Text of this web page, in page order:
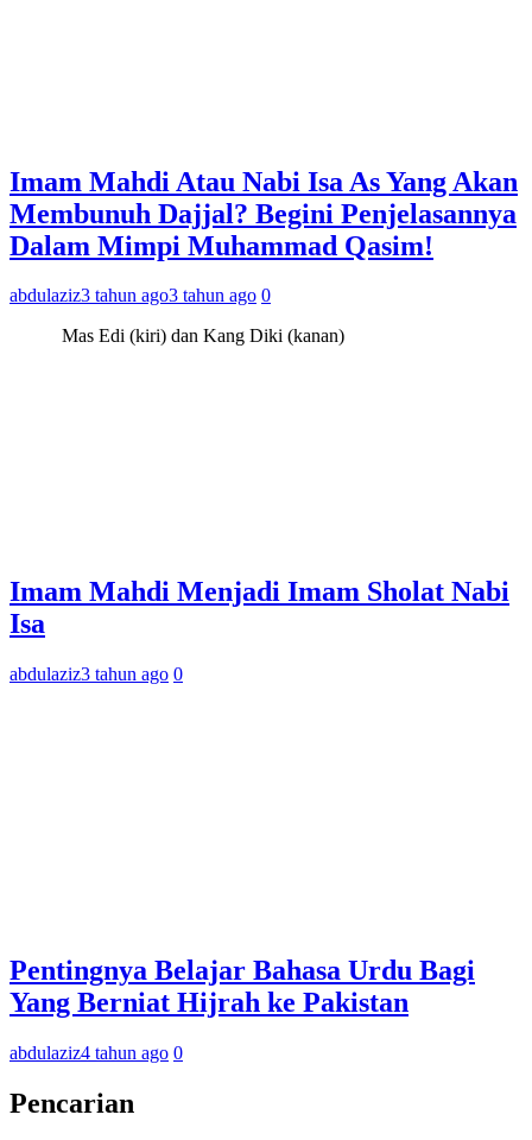
Imam Mahdi Atau Nabi Isa As Yang Akan
Membunuh Dajjal? Begini Penjelasannya
Dalam Mimpi Muhammad Qasim!
abdulaziz3 tahun ago3 tahun ago 0
Mas Edi (kiri) dan Kang Diki (kanan)
Imam Mahdi Menjadi Imam Sholat Nabi
Isa
abdulaziz3 tahun ago 0
Pentingnya Belajar Bahasa Urdu Bagi
Yang Berniat Hijrah ke Pakistan
abdulaziz4 tahun ago 0
Pencarian